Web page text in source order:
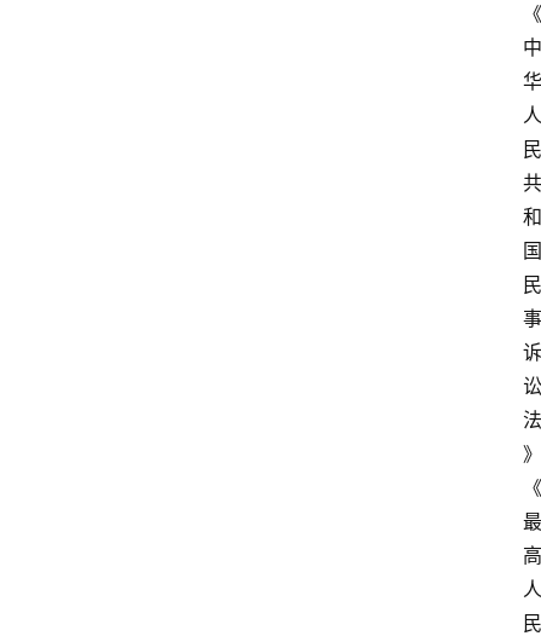
《
中
华
人
民
共
和
国
民
事
诉
讼
法
》
《
最
高
人
民